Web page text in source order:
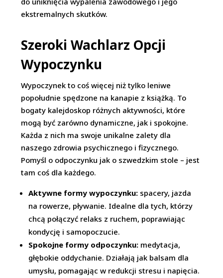
ekstremalnych skutków.
Szeroki Wachlarz Opcji
Wypoczynku
Wypoczynek to coś więcej niż tylko leniwe
popołudnie spędzone na kanapie z książką. To
bogaty kalejdoskop różnych aktywności, które
mogą być zarówno dynamiczne, jak i spokojne.
Każda z nich ma swoje unikalne zalety dla
naszego zdrowia psychicznego i fizycznego.
Pomyśl o odpoczynku jak o szwedzkim stole – jest
tam coś dla każdego.
Aktywne formy wypoczynku: spacery, jazda
na rowerze, pływanie. Idealne dla tych, którzy
chcą połączyć relaks z ruchem, poprawiając
kondycję i samopoczucie.
Spokojne formy odpoczynku: medytacja,
głębokie oddychanie. Działają jak balsam dla
umysłu, pomagając w redukcji stresu i napięcia.